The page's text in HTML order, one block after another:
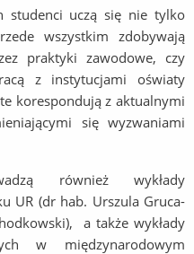
studenci uczą się nie tylko
wszystkim zdobywają
praktyki zawodowe, czy
z instytucjami oświaty
korespondują z aktualnymi
się wyzwaniami
również wykłady
UR (dr hab. Urszula Gruca-
a także wykłady
w międzynarodowym